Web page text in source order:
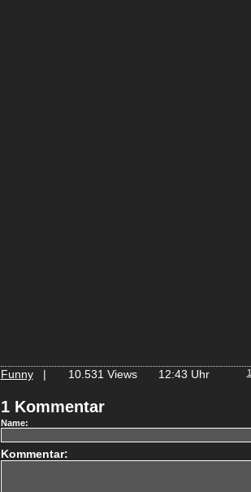
Funny| 10.531 Views 12:43 Uhr
1 Kommentar
Name:
Kommentar: